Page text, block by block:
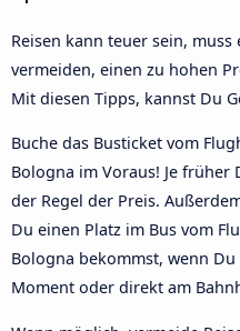
Reisen kann teuer sein,
vermeiden, einen zu hohen
Mit diesen Tipps, kannst Du
Buche das Busticket vom
Bologna im Voraus! Je
der Regel der Preis.
Du einen Platz im Bus vom
Bologna bekommst, wenn
Moment oder direkt am